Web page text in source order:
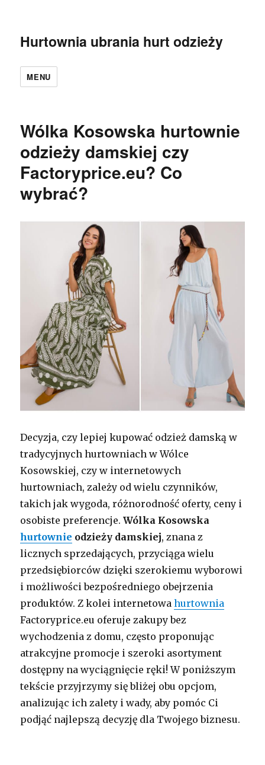
Hurtownia ubrania hurt odzieży
MENU
Wólka Kosowska hurtownie
odzieży damskiej czy
Factoryprice.eu? Co
wybrać?
Decyzja, czy lepiej kupować odzież damską w
tradycyjnych hurtowniach w Wólce
Kosowskiej, czy w internetowych
hurtowniach, zależy od wielu czynników,
takich jak wygoda, różnorodność oferty, ceny i
osobiste preferencje.Wólka Kosowska
hurtownie odzieży damskiej, znana z
licznych sprzedających, przyciąga wielu
przedsiębiorców dzięki szerokiemu wyborowi
i możliwości bezpośredniego obejrzenia
produktów. Z kolei internetowahurtownia
Factoryprice.eu oferuje zakupy bez
wychodzenia z domu, często proponując
atrakcyjne promocje i szeroki asortyment
dostępny na wyciągnięcie ręki! W poniższym
tekście przyjrzymy się bliżej obu opcjom,
analizując ich zalety i wady, aby pomóc Ci
podjąć najlepszą decyzję dla Twojego biznesu.